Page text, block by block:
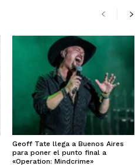
Geoff Tate llega a Buenos Aires
para poner el punto final a
«Operation: Mindcrime»